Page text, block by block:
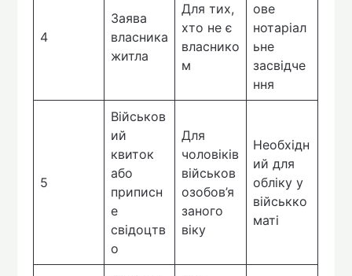
4
Заява
власника
житла
Для тих,
хто не є
власнико
м
ове
нотаріал
ьне
засвідче
ння
5
Військов
ий
квиток
або
приписн
е
свідоцтв
о
Для
чоловіків
військов
озобов’я
заного
віку
Необхідн
ий для
обліку у
військко
маті